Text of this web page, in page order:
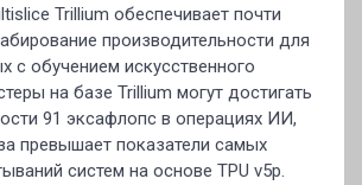
Trillium обеспечивает почти
производительности для
с обучением искусственного
на базе Trillium могут достигать
91 эксафлопс в операциях ИИ,
превышает показатели самых
систем на основе TPU v5p.